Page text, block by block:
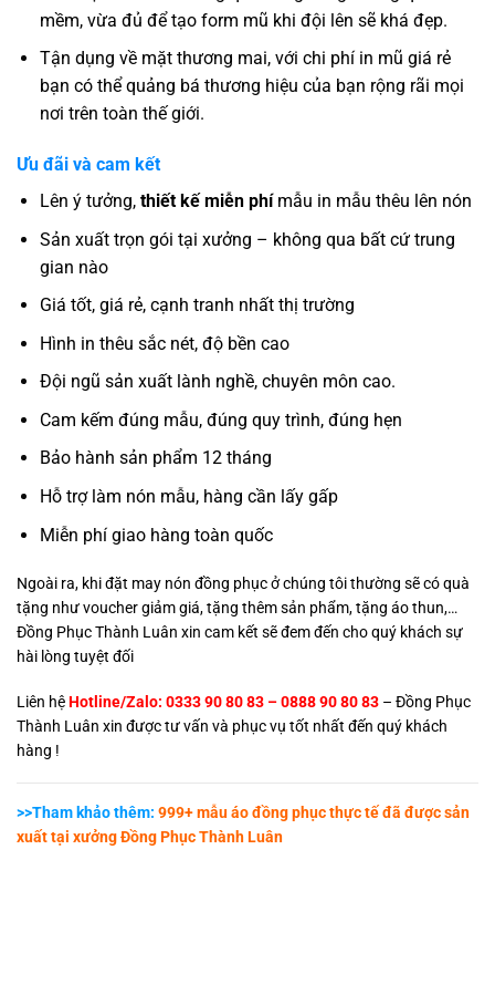
mềm, vừa đủ để tạo form mũ khi đội lên sẽ khá đẹp.
Tận dụng về mặt thương mai, với chi phí in mũ giá rẻ
bạn có thể quảng bá thương hiệu của bạn rộng rãi mọi
nơi trên toàn thế giới.
Ưu đãi và cam kết
Lên ý tưởng, thiết kế miễn phímẫu in mẫu thêu lên nón
Sản xuất trọn gói tại xưởng – không qua bất cứ trung
gian nào
Giá tốt, giá rẻ, cạnh tranh nhất thị trường
Hình in thêu sắc nét, độ bền cao
Đội ngũ sản xuất lành nghề, chuyên môn cao.
Cam kếm đúng mẫu, đúng quy trình, đúng hẹn
Bảo hành sản phẩm 12 tháng
Hỗ trợ làm nón mẫu, hàng cần lấy gấp
Miễn phí giao hàng toàn quốc
Ngoài ra, khi đặt may nón đồng phục ở chúng tôi thường sẽ có quà
tặng như voucher giảm giá, tặng thêm sản phẩm, tặng áo thun,…
Đồng Phục Thành Luân xin cam kết sẽ đem đến cho quý khách sự
hài lòng tuyệt đối
Liên hệHotline/Zalo: 0333 90 80 83 – 0888 90 80 83 – Đồng Phục
Thành Luân xin được tư vấn và phục vụ tốt nhất đến quý khách
hàng !
>>Tham khảo thêm: 999+ mẫu áo đồng phục thực tế đã được sản
xuất tại xưởng Đồng Phục Thành Luân